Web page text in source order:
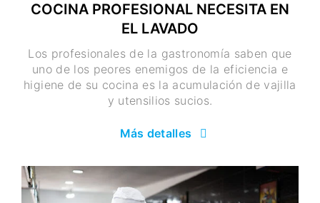
COCINA PROFESIONAL NECESITA EN
EL LAVADO
Los profesionales de la gastronomía saben que
uno de los peores enemigos de la eficiencia e
higiene de su cocina es la acumulación de vajilla
y utensilios sucios.
Más detalles